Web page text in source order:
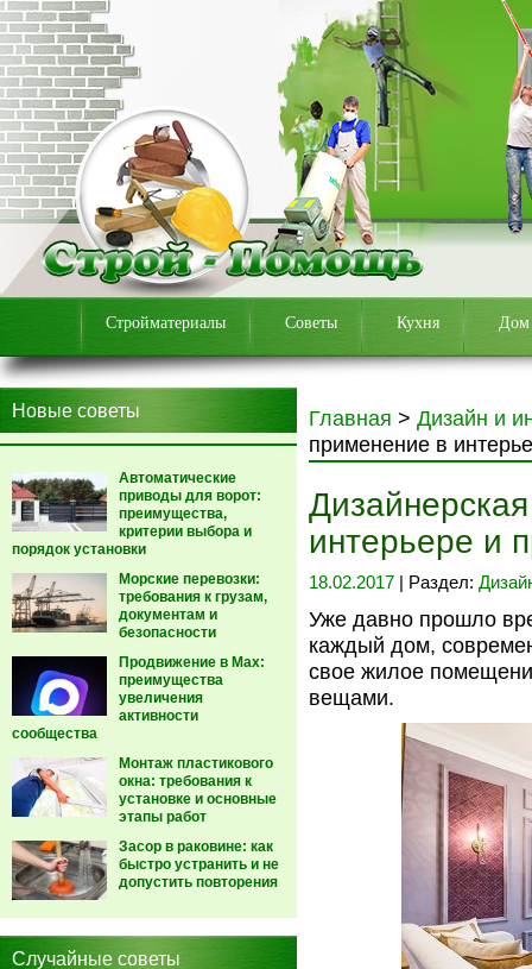
Стройматериалы Советы Кухня Дом
Новые советы
Автоматические
приводы для ворот:
преимущества,
критерии выбора и
порядок установки
Морские перевозки:
требования к грузам,
документам и
безопасности
Продвижение в Max:
преимущества
увеличения
активности
сообщества
Монтаж пластикового
окна: требования к
установке и основные
этапы работ
Засор в раковине: как
быстро устранить и не
допустить повторения
Случайные советы
Главная > Дизайн и
применение в
интерьере и
18.02.2017 | Раздел:
Уже давно прошло
каждый дом,
свое жилое
вещами.